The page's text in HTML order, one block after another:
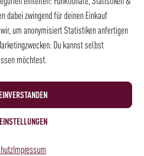
dabei zwingend für deinen Einkauf
um anonymisiert Statistiken anfertigen
Du kannst selbst
möchtest.
Impressum
gelesen und bin damit